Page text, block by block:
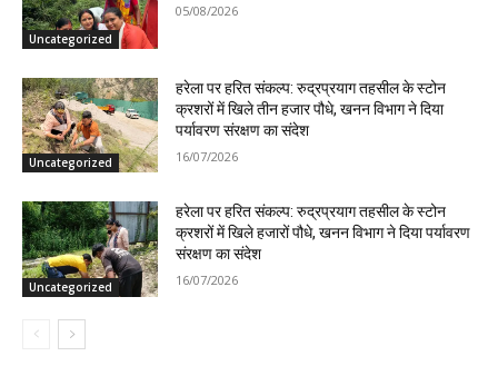
Uncategorized
05/08/2026
Uncategorized
हरेला पर हरित संकल्प: रुद्रप्रयाग तहसील के स्टोन
क्रशरों में खिले तीन हजार पौधे, खनन विभाग ने दिया
पर्यावरण संरक्षण का संदेश
16/07/2026
Uncategorized
हरेला पर हरित संकल्प: रुद्रप्रयाग तहसील के स्टोन
क्रशरों में खिले हजारों पौधे, खनन विभाग ने दिया पर्यावरण
संरक्षण का संदेश
16/07/2026